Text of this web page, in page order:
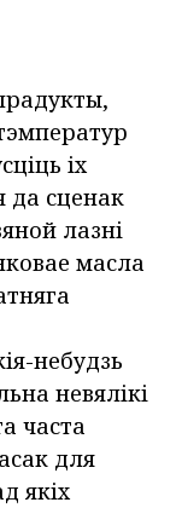
іх
да сценак
лазні
масла
небудзь
невялікі
часта
для
якіх